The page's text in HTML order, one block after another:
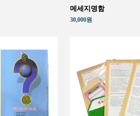
메세지명함
30,000원